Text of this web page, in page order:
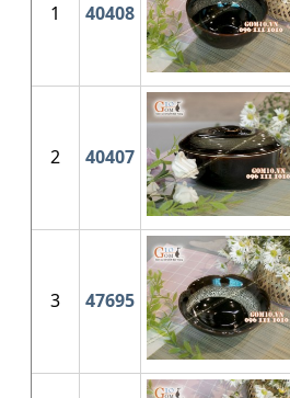
1 40408
2 40407
3 47695